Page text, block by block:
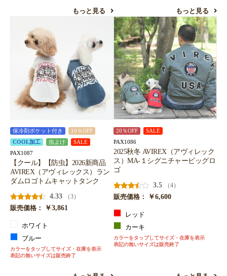
もっと見る もっと見る
保冷剤ポケット付き
10％OFF
COOL加工
虫よけ SALE
PAX1087
【クール】【防虫】2026新商品
AVIREX（アヴィレックス）ラン
ダムロゴトムキャットタンク
4.33
（3）
販売価格：
￥3,861
ホワイト
ブルー
カラーをタップしてサイズ・在庫を表示
表記の無いサイズは販売終了
20％OFF SALE
PAX1086
2025秋冬 AVIREX（アヴィレック
ス）MA-１シグニチャービッグロ
ゴ
3.5
（4）
販売価格：
￥6,600
レッド
カーキ
カラーをタップしてサイズ・在庫を表示
表記の無いサイズは販売終了